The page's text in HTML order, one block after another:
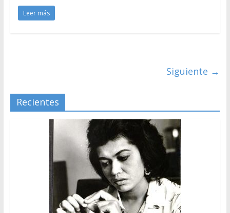
Leer más
Siguiente →
Recientes